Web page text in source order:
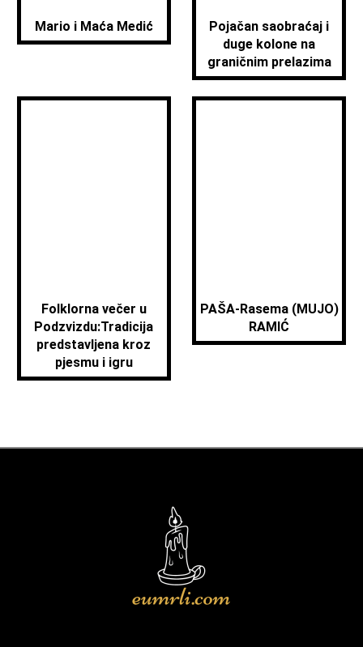
Mario i Maća Medić
Pojačan saobraćaj i
duge kolone na
graničnim prelazima
Folklorna večer u
Podzvizdu:Tradicija
predstavljena kroz
pjesmu i igru
PAŠA-Rasema (MUJO)
RAMIĆ